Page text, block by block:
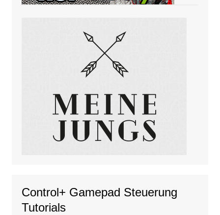
Control+ Gamepad Steuerung
Tutorials